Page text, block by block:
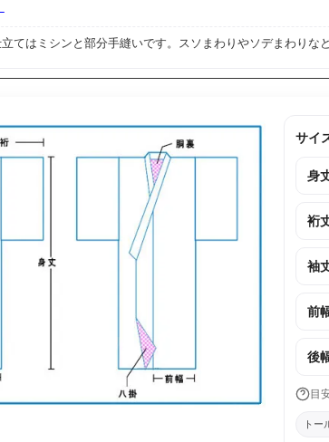
てはミシンと部分手縫いです。スソまわりやソデまわりな
サイ
身
裄
袖
前
後
目
トー